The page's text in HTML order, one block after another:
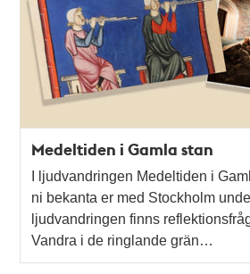
Medeltiden i Gamla stan
I ljudvandringen Medeltiden i
ni bekanta er med Stockholm
ljudvandringen finns
Vandra i de ringlande grän…